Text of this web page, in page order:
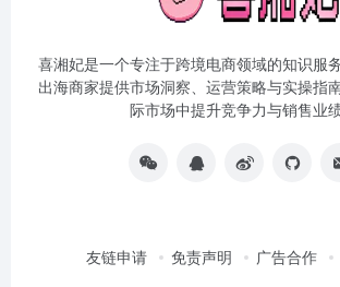
喜湘妃是一个专注于跨境电商领域的知识服
出海商家提供市场洞察、运营策略与实操指
际市场中提升竞争力与销售业绩
友链申请 免责声明 广告合作